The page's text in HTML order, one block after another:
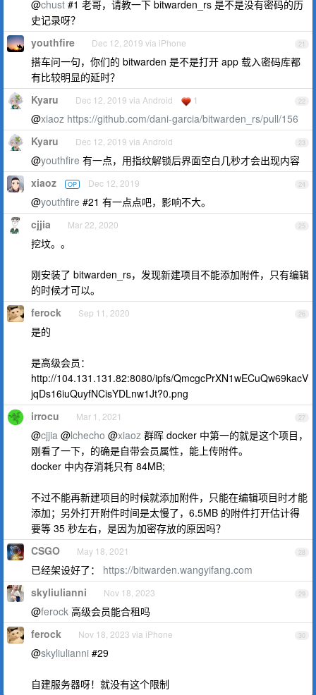
@chust #1 老哥，请教一下 bitwarden_rs 是不是没有密码的历
史记录呀？
21
youthfire Dec 12, 2019 via iPhone
搭车问一句，你们的 bitwarden 是不是打开 app 载入密码库都
有比较明显的延时？
22
Kyaru Dec 12, 2019 via Android 1
@xiaoz https://github.com/dani-garcia/bitwarden_rs/pull/156
23
Kyaru Dec 12, 2019 via Android
@youthfire 有一点，用指纹解锁后界面空白几秒才会出现内容
24
xiaoz OP Dec 12, 2019
@youthfire #21 有一点点吧，影响不大。
25
cjjia Mar 22, 2020
挖坟。。
刚安装了 bitwarden_rs，发现新建项目不能添加附件，只有编辑
的时候才可以。
26
ferock Sep 11, 2020
是的
是高级会员：
http://104.131.131.82:8080/ipfs/QmcgcPrXN1wECuQw69kacV
jqDs16iuQuyfNCisYDLnw1Jt?0.png
27
irrocu Mar 1, 2021
@cjjia @lchecho @xiaoz 群晖 docker 中第一的就是这个项目，
刚看了一下，的确是自带会员属性，能上传附件。
docker 中内存消耗只有 84MB;
不过不能再新建项目的时候就添加附件，只能在编辑项目时才能
添加；另外打开附件时间是太慢了，6.5MB 的附件打开估计得
要等 35 秒左右，是因为加密存放的原因吗？
28
CSGO May 18, 2021
已经架设好了： https://bitwarden.wangyifang.com
29
skyliulianni Nov 18, 2023
@ferock 高级会员能合租吗
30
ferock Nov 18, 2023 via iPhone
@skyliulianni #29
自建服务器呀！就没有这个限制